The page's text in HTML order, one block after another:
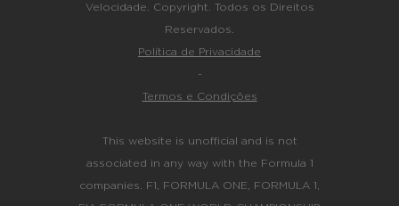
Velocidade. Copyright. Todos os Direitos
Reservados.
Política de Privacidade
-
Termos e Condições
This website is unofficial and is not
associated in any way with the Formula 1
companies. F1, FORMULA ONE, FORMULA 1,